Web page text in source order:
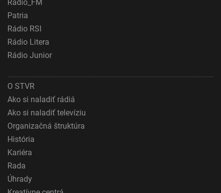
Vytvoriť profily na prispôsobenie obsahu
Použiť profily na výber prispôsobeného obsahu
Meranie výkonnosti reklamy
Pochopiť cieľové skupiny na základe štatistík
alebo spájania údajov z rôznych zdrojov
Použitie obmedzených údajov na výber obsahu
Špeciálne funkcie IAB:
Používanie presných údajov o geografickej
polohe
Rádio_FM
Patria
Rádio RSI
Rádio Litera
Rádio Junior
O STVR
Ako si naladiť rádiá
Ako si naladiť televíziu
Organizačná štruktúra
História
Kariéra
Rada
Úhrady